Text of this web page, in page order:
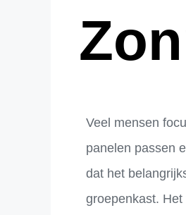
Veel mensen
panelen passen
dat het
groepenkast.